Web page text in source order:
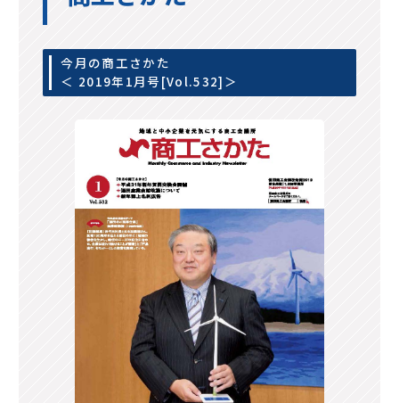
今月の商工さかた
＜ 2019年1月号[Vol.532]＞